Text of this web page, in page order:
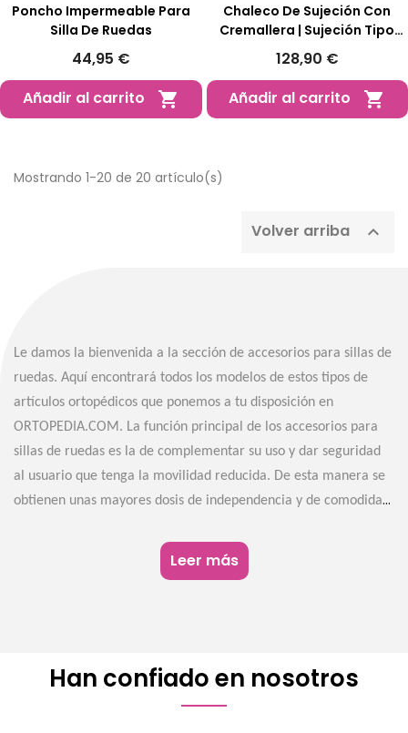
Poncho Impermeable Para
Silla De Ruedas
44,95 €
Añadir al carrito

Chaleco De Sujeción Con
Cremallera | Sujeción Tipo
Peto
128,90 €
Añadir al carrito

Mostrando 1-20 de 20 artículo(s)
Volver arriba 
Le damos la bienvenida a la sección de accesorios para sillas de
ruedas. Aquí encontrará todos los modelos de estos tipos de
artículos ortopédicos que ponemos a tu disposición en
ORTOPEDIA.COM. La función principal de los accesorios para
sillas de ruedas es la de complementar su uso y dar seguridad
al usuario que tenga la movilidad reducida. De esta manera se
obtienen unas mayores dosis de independencia y de comodidad.
esta sección tienen unas características concretas. Por eso, su
uso está sujeto al tipo de ayuda específica que se precise:
Leer más
Han confiado en nosotros